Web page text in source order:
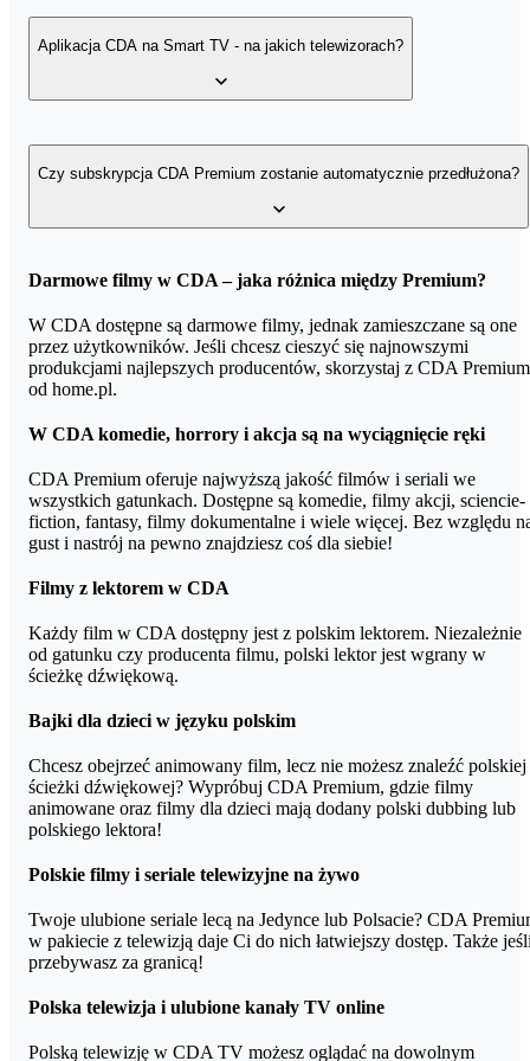
Musicbox, Jazz, TBN Polska, XTREME TV, France24 English,
France24, SBN i God TV.
Tak! Filmy w CDA Premium pochodzą tylko i wyłącznie od
dystrybutorów i producentów na mocy umów licencyjnych.
dystrybutorowi określoną sumę.
Aplikacja CDA na Smart TV - na jakich telewizorach?
Aktualnie dedykowana aplikacja CDA jest dostępna na
urządzeniach:
Telewizory HITACHI rocznik 2019, 2020, 2021+
Telewizory HISENSE rocznik 2019, 2020, 2021+
Telewizory LG (WebOS 1.0+) roczniki 2014, 2015, 2016,
2017, 2018, 2019, 2020, 2021+
Telewizory PHILIPS roczniki 2015*, 2016, 2017, 2018,
2019, 2020, 2021+
Telewizory TOSHIBA roczniki 2017, 2018, 2019, 2020,
2021+
Telewizory PANASONIC roczniki 2017, 2018, 2019, 2020,
2021+
2018, 2019, 2020, 2021+)
Telewizory TCL (wersje z Android TV 2017, 2018, 2019,
2019, 2020, 2021+)
Telewizory SAMSUNG roczniki 2015, 2016, 2017, 2018,
2019, 2020, 2021 (już wkrótce kolejne!)
Odtwarzacze multimedialne Xiaomi Mi TV Box oraz
Konsole XBOX ONE
Czy subskrypcja CDA Premium zostanie automatycznie przedłużona?
Kupując kartę CDA Premium w home.pl, nie podłączasz karty
serwisu bez obaw o automatyczne przedłużenie subskrypcji.
Darmowe filmy w CDA – jaka różnica między Premium?
W CDA dostępne są darmowe filmy, jednak zamieszczane są one
przez użytkowników. Jeśli chcesz cieszyć się najnowszymi
produkcjami najlepszych producentów, skorzystaj z CDA Premium
od home.pl.
W CDA komedie, horrory i akcja są na wyciągnięcie ręki
CDA Premium oferuje najwyższą jakość filmów i seriali we
wszystkich gatunkach. Dostępne są komedie, filmy akcji, sciencie-
fiction, fantasy, filmy dokumentalne i wiele więcej. Bez względu
gust i nastrój na pewno znajdziesz coś dla siebie!
Filmy z lektorem w CDA
Każdy film w CDA dostępny jest z polskim lektorem. Niezależnie
od gatunku czy producenta filmu, polski lektor jest wgrany w
ścieżkę dźwiękową.
Bajki dla dzieci w języku polskim
Chcesz obejrzeć animowany film, lecz nie możesz znaleźć polskiej
ścieżki dźwiękowej? Wypróbuj CDA Premium, gdzie filmy
animowane oraz filmy dla dzieci mają dodany polski dubbing lub
polskiego lektora!
Polskie filmy i seriale telewizyjne na żywo
Twoje ulubione seriale lecą na Jedynce lub Polsacie? CDA
w pakiecie z telewizją daje Ci do nich łatwiejszy dostęp. Także
przebywasz za granicą!
Polska telewizja i ulubione kanały TV online
Polską telewizję w CDA TV możesz oglądać na dowolnym